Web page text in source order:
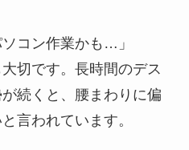
コン作業かも…」
切です。長時間のデス
続くと、腰まわりに偏
言われています。